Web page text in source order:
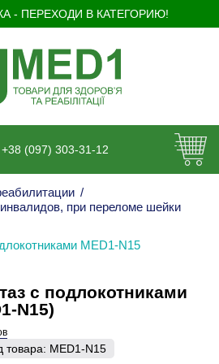
- ПЕРЕХОДИ В КАТЕГОРИЮ!
+38 (097) 303-31-12
/
при переломе шейки
MED1-N15
с подлокотниками
N15)
товара: MED1-N15